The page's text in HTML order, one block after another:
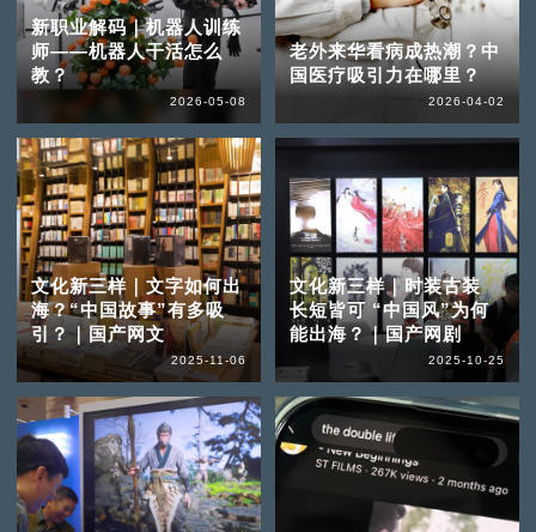
新职业解码｜机器人训练
师——机器人干活怎么
教？
2026-05-08
老外来华看病成热潮？中
国医疗吸引力在哪里？
2026-04-02
文化新三样｜文字如何出
海？“中国故事”有多吸
引？｜国产网文
2025-11-06
文化新三样｜时装古装
长短皆可 “中国风”为何
能出海？｜国产网剧
2025-10-25